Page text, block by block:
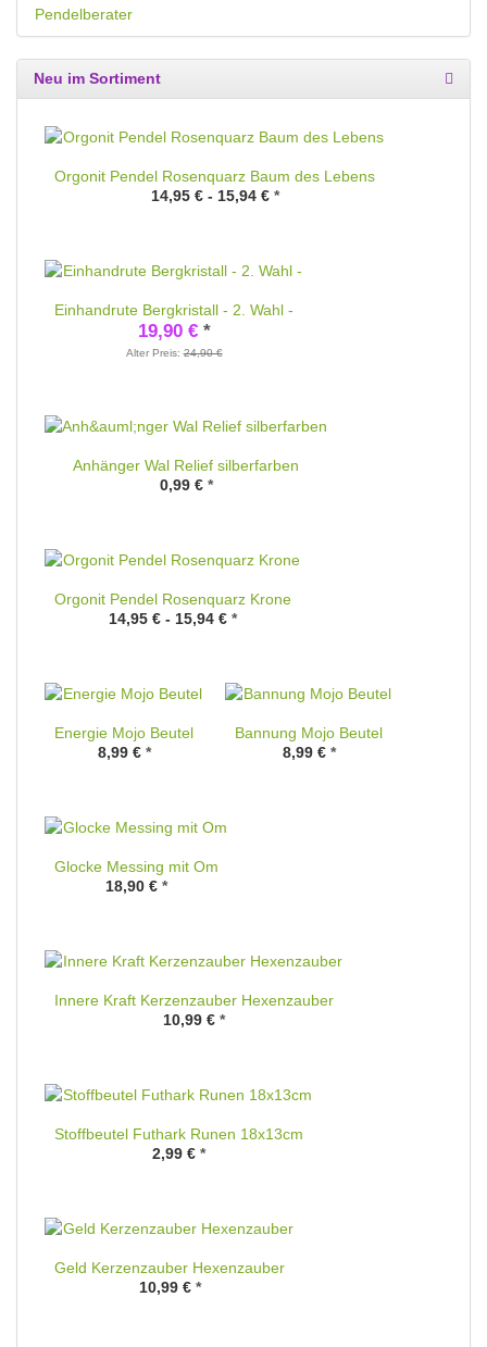
Pendelberater
Neu im Sortiment
Orgonit Pendel Rosenquarz Baum des Lebens
14,95 € - 15,94 € *
Einhandrute Bergkristall - 2. Wahl -
19,90 € *
Alter Preis:24,90 €
Anhänger Wal Relief silberfarben
0,99 € *
Orgonit Pendel Rosenquarz Krone
14,95 € - 15,94 € *
Energie Mojo Beutel
8,99 € *
Bannung Mojo Beutel
8,99 € *
Glocke Messing mit Om
18,90 € *
Innere Kraft Kerzenzauber Hexenzauber
10,99 € *
Stoffbeutel Futhark Runen 18x13cm
2,99 € *
Geld Kerzenzauber Hexenzauber
10,99 € *